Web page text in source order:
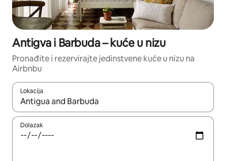
Antigva i Barbuda – kuće u nizu
Pronađite i rezervirajte jedinstvene kuće u nizu na
Airbnbu
Lokacija
Kada budu dostupni rezultati, moći ćete ih pregledati
Dolazak